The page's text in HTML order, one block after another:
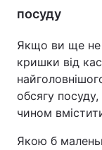
посуду
Якщо ви ще не
кришки від
обсягу
чином
Якою б